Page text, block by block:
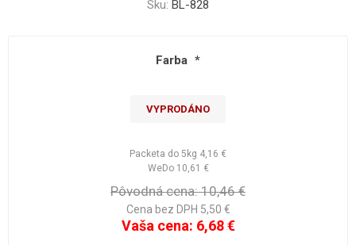
Sku: BL-828
Farba *
VYPRODÁNO
Packeta do 5kg 4,16 €
WeDo 10,61 €
Pôvodná cena: 10,46 €
Cena bez DPH 5,50 €
Vaša cena: 6,68 €